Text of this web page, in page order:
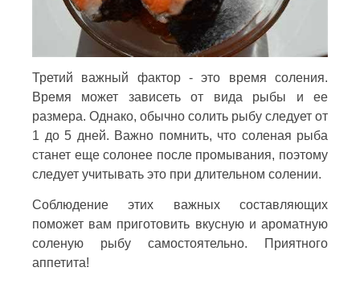
Третий важный фактор - это время соления.
Время может зависеть от вида рыбы и ее
размера. Однако, обычно солить рыбу следует от
1 до 5 дней. Важно помнить, что соленая рыба
станет еще солонее после промывания, поэтому
следует учитывать это при длительном солении.
Соблюдение этих важных составляющих
поможет вам приготовить вкусную и ароматную
соленую рыбу самостоятельно. Приятного
аппетита!